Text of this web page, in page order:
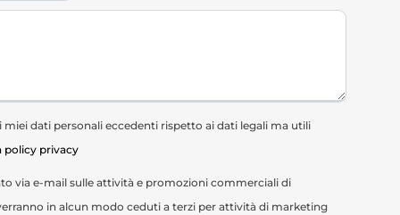
dati personali eccedenti rispetto ai dati legali ma utili
policy privacy
via e-mail sulle attività e promozioni commerciali di
in alcun modo ceduti a terzi per attività di marketing